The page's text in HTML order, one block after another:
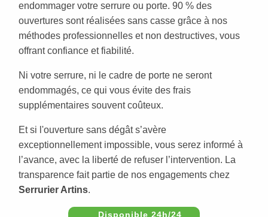
endommager votre serrure ou porte. 90 % des
ouvertures sont réalisées sans casse grâce à nos
méthodes professionnelles et non destructives, vous
offrant confiance et fiabilité.
Ni votre serrure, ni le cadre de porte ne seront
endommagés, ce qui vous évite des frais
supplémentaires souvent coûteux.
Et si l'ouverture sans dégât s’avère
exceptionnellement impossible, vous serez informé à
l’avance, avec la liberté de refuser l’intervention. La
transparence fait partie de nos engagements chez
Serrurier Artins.